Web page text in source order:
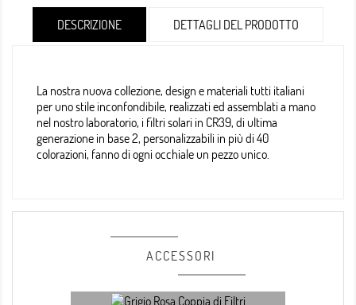
DESCRIZIONE DETTAGLI DEL PRODOTTO
La nostra nuova collezione, design e materiali tutti italiani
per uno stile inconfondibile, realizzati ed assemblati a mano
nel nostro laboratorio, i filtri solari in CR39, di ultima
generazione in base 2, personalizzabili in più di 40
colorazioni, fanno di ogni occhiale un pezzo unico.
ACCESSORI